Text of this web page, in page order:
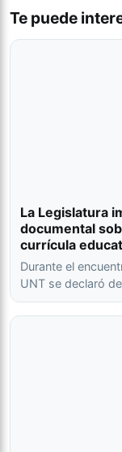
Te puede
La Legislatura
documental
currícula
Durante el
UNT se declaró